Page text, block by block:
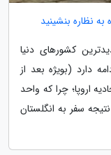
به نظاره بنشینید
کشورهای دنیا
دارد (بویژه بعد از
اروپا؛ چرا که واحد
سفر به انگلستان